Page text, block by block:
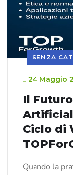
SENZA
24 Maggio
Il
Ciclo di
Quando la